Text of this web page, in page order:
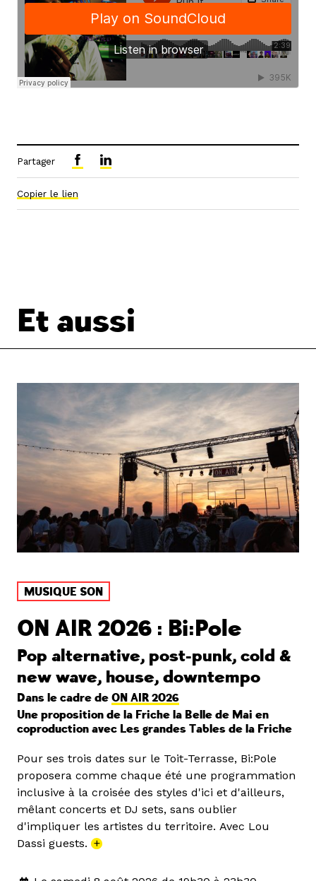
Partager
Copier le lien
Et aussi
MUSIQUE SON
ON AIR 2026 : Bi:Pole
Pop alternative, post-punk, cold &
new wave, house, downtempo
Dans le cadre de ON AIR 2026
Une proposition de la Friche la Belle de Mai en
coproduction avec Les grandes Tables de la Friche
Pour ses trois dates sur le Toit-Terrasse, Bi:Pole
proposera comme chaque été une programmation
inclusive à la croisée des styles d'ici et d'ailleurs,
mêlant concerts et DJ sets, sans oublier
d'impliquer les artistes du territoire. Avec Lou
Dassi guests. +